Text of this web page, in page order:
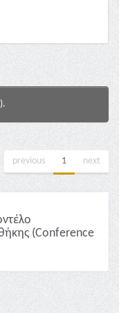
previous 1 next
(Conference